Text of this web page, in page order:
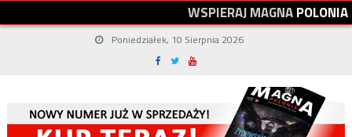
WSPIERAJMAGNAPOLONIA
Poniedziałek, 10 Sierpnia 2026